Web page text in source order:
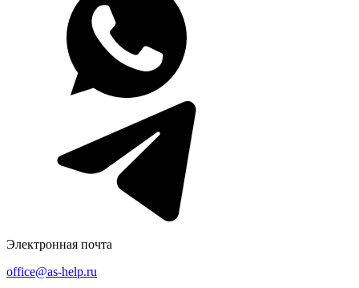
Электронная почта
office@as-help.ru